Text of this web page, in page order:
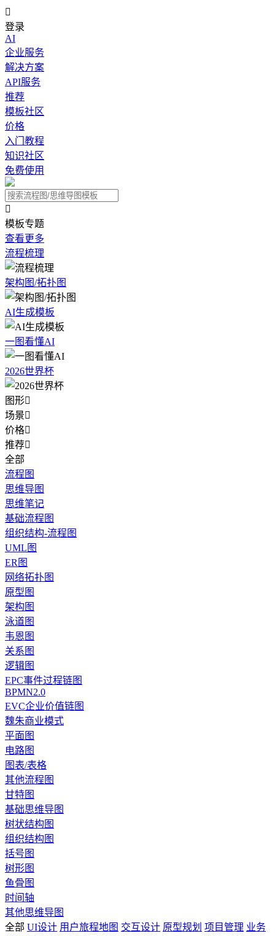

登录
AI
企业服务
解决方案
API服务
推荐
模板社区
价格
入门教程
知识社区
免费使用

模板专题
查看更多
流程梳理
架构图/拓扑图
AI生成模板
一图看懂AI
2026世界杯
图形
场景
价格
推荐
全部
流程图
思维导图
思维笔记
基础流程图
组织结构-流程图
UML图
ER图
网络拓扑图
原型图
架构图
泳道图
韦恩图
关系图
逻辑图
EPC事件过程链图
BPMN2.0
EVC企业价值链图
魏朱商业模式
平面图
电路图
图表/表格
其他流程图
甘特图
基础思维导图
树状结构图
组织结构图
括号图
树形图
鱼骨图
时间轴
其他思维导图
全部 UI设计 用户旅程地图 交互设计 原型规划 项目管理 业务